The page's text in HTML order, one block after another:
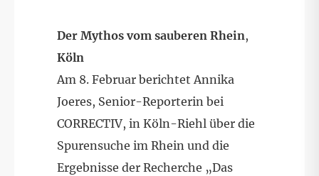
Der Mythos vom sauberen Rhein,
Köln
Am 8. Februar berichtet Annika
Joeres, Senior-Reporterin bei
CORRECTIV, in Köln-Riehl über die
Spurensuche im Rhein und die
Ergebnisse der Recherche „Das